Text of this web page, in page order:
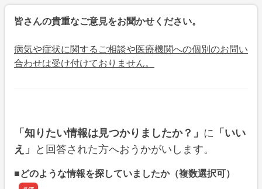
皆さんの貴重なご意見をお聞かせください。
病気や症状に関するご相談や医療機関への個別のお問い
合わせは受け付けておりません。
「知りたい情報は見つかりましたか？」 に 「いい
え」 と回答された方へおうかがいします。
■どのような情報を探していましたか（複数選択可）